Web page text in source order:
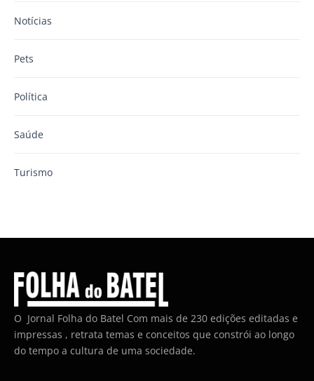
Notícias
Pets
Política
Saúde
Turismo
O Jornal Folha do Batel Com mais de 230 edições editadas e
impressas , retrata temas e conceitos que constrói ao longo
do tempo a cultura de uma sociedade.